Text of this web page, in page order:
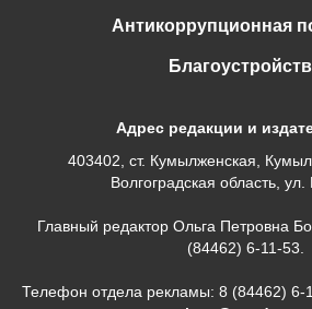
Антикоррупционная
Адрес редакции и
403402, ст. Кумылженская,
Волгоградская область,
Главный редактор Ольга Петровна
(84462) 6-11-53.
Телефон отдела рекламы: 8 (84462) 6-